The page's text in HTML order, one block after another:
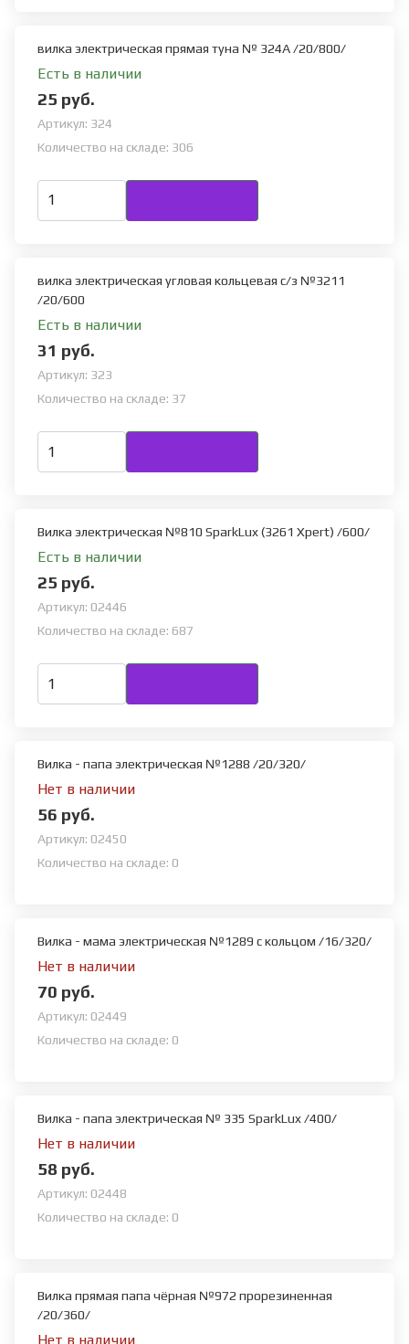
вилка электрическая прямая туна № 324А /20/800/
Есть в наличии
25 руб.
Артикул: 324
Количество на складе: 306
вилка электрическая угловая кольцевая с/з №3211
/20/600
Есть в наличии
31 руб.
Артикул: 323
Количество на складе: 37
Вилка электрическая №810 SparkLux (3261 Xpert) /600/
Есть в наличии
25 руб.
Артикул: 02446
Количество на складе: 687
Вилка - папа электрическая №1288 /20/320/
Нет в наличии
56 руб.
Артикул: 02450
Количество на складе: 0
Вилка - мама электрическая №1289 с кольцом /16/320/
Нет в наличии
70 руб.
Артикул: 02449
Количество на складе: 0
Вилка - папа электрическая № 335 SparkLux /400/
Нет в наличии
58 руб.
Артикул: 02448
Количество на складе: 0
Вилка прямая папа чёрная №972 прорезиненная
/20/360/
Нет в наличии